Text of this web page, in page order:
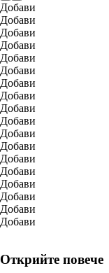
Добави
Добави
Добави
Добави
Добави
Добави
Добави
Добави
Добави
Добави
Добави
Добави
Добави
Добави
Добави
Добави
Добави
Добави
Открийте повече